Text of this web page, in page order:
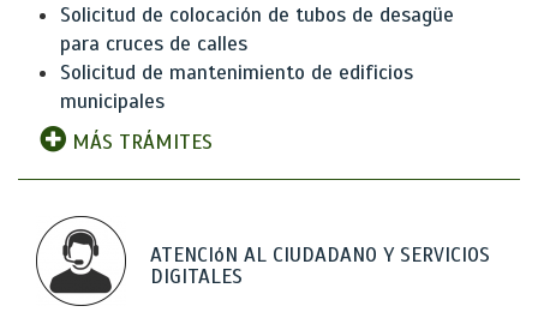
Solicitud de colocación de tubos de desagüe
para cruces de calles
Solicitud de mantenimiento de edificios
municipales
MÁS TRÁMITES
ATENCIóN AL CIUDADANO Y SERVICIOS
DIGITALES